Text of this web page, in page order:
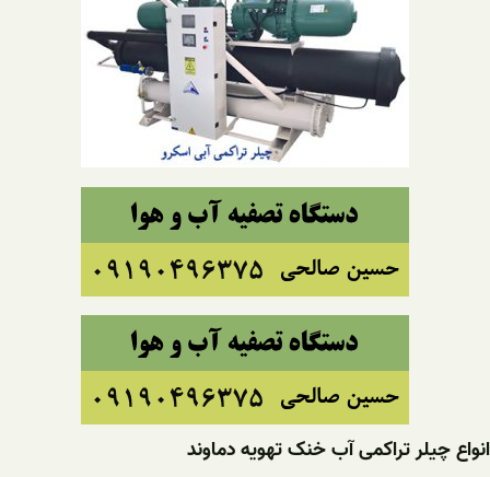
انواع چیلر تراکمی آب خنک تهویه دماوند